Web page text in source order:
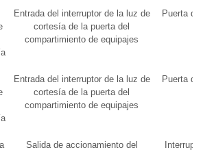
Entrada del interruptor de la luz de
cortesía de la puerta del
compartimiento de equipajes
Puerta
Entrada del interruptor de la luz de
cortesía de la puerta del
compartimiento de equipajes
Puerta
Salida de accionamiento del